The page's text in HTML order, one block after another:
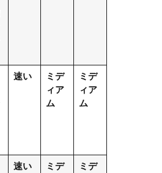
速い
ミデ
ィア
ム
ミデ
ィア
ム
速い
ミデ
ミデ